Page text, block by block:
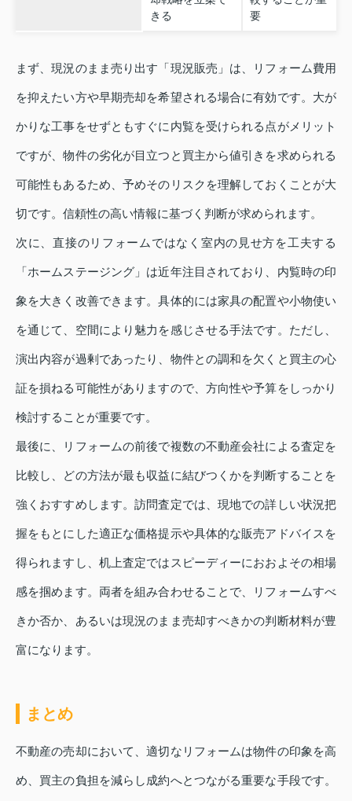
きる
要
まず、現況のまま売り出す「現況販売」は、リフォーム費用
を抑えたい方や早期売却を希望される場合に有効です。大が
かりな工事をせずともすぐに内覧を受けられる点がメリット
ですが、物件の劣化が目立つと買主から値引きを求められる
可能性もあるため、予めそのリスクを理解しておくことが大
切です。信頼性の高い情報に基づく判断が求められます。
次に、直接のリフォームではなく室内の見せ方を工夫する
「ホームステージング」は近年注目されており、内覧時の印
象を大きく改善できます。具体的には家具の配置や小物使い
を通じて、空間により魅力を感じさせる手法です。ただし、
演出内容が過剰であったり、物件との調和を欠くと買主の心
証を損ねる可能性がありますので、方向性や予算をしっかり
検討することが重要です。
最後に、リフォームの前後で複数の不動産会社による査定を
比較し、どの方法が最も収益に結びつくかを判断することを
強くおすすめします。訪問査定では、現地での詳しい状況把
握をもとにした適正な価格提示や具体的な販売アドバイスを
得られますし、机上査定ではスピーディーにおおよその相場
感を掴めます。両者を組み合わせることで、リフォームすべ
きか否か、あるいは現況のまま売却すべきかの判断材料が豊
富になります。
まとめ
不動産の売却において、適切なリフォームは物件の印象を高
め、買主の負担を減らし成約へとつながる重要な手段です。